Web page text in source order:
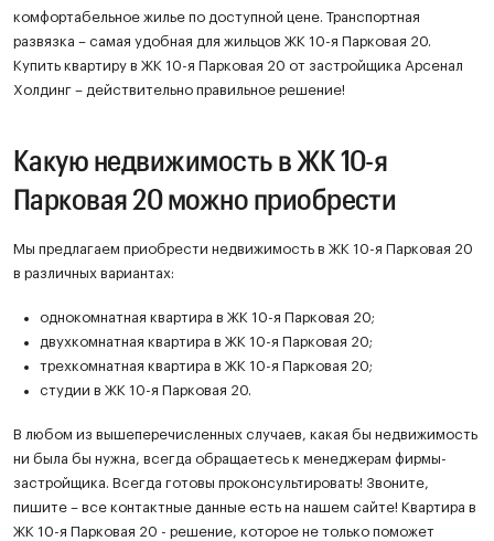
комфортабельное жилье по доступной цене. Транспортная
развязка – самая удобная для жильцов ЖК 10-я Парковая 20.
Купить квартиру в ЖК 10-я Парковая 20 от застройщика Арсенал
Холдинг – действительно правильное решение!
Какую недвижимость в ЖК 10-я
Парковая 20 можно приобрести
Мы предлагаем приобрести недвижимость в ЖК 10-я Парковая 20
в различных вариантах:
однокомнатная квартира в ЖК 10-я Парковая 20;
двухкомнатная квартира в ЖК 10-я Парковая 20;
трехкомнатная квартира в ЖК 10-я Парковая 20;
студии в ЖК 10-я Парковая 20.
В любом из вышеперечисленных случаев, какая бы недвижимость
ни была бы нужна, всегда обращаетесь к менеджерам фирмы-
застройщика. Всегда готовы проконсультировать! Звоните,
пишите – все контактные данные есть на нашем сайте! Квартира в
ЖК 10-я Парковая 20 - решение, которое не только поможет